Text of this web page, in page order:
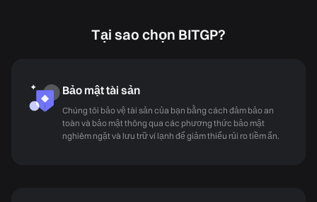
Tại sao chọn BITGP?
Bảo mật tài sản
Chúng tôi bảo vệ tài sản của bạn bằng cách đảm bảo an
toàn và bảo mật thông qua các phương thức bảo mật
nghiêm ngặt và lưu trữ ví lạnh để giảm thiểu rủi ro tiềm ẩn.